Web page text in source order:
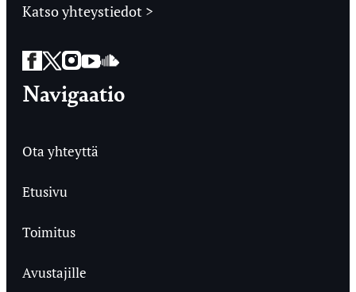
Katso yhteystiedot >
Facebook
Twitter
Instagram
YouTube
SoundCloud
Navigaatio
Ota yhteyttä
Etusivu
Toimitus
Avustajille